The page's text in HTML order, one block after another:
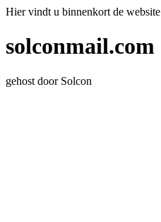
Hier vindt u binnenkort de website
solconmail.com
gehost door Solcon